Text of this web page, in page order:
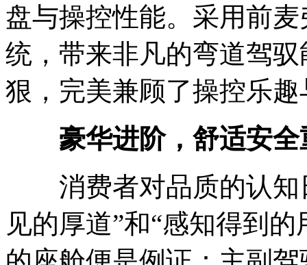
盘与操控性能。采用前
统，带来非凡的弯道驾
狠，完美兼顾了操控乐
豪华进阶，舒适安全
消费者对品质的认知
见的厚道”和“感知得到